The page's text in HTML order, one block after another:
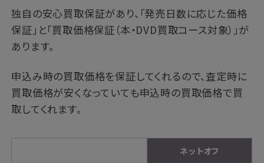
独自の安心買取保証があり、「発売日数に応じた価格
保証」と「買取価格保証（本・DVD買取コース対象）」が
あります。
申込み時の買取価格を保証してくれるので、査定時に
買取価格が安くなっていても申込時の買取価格で買
取してくれます。
ネットオフ